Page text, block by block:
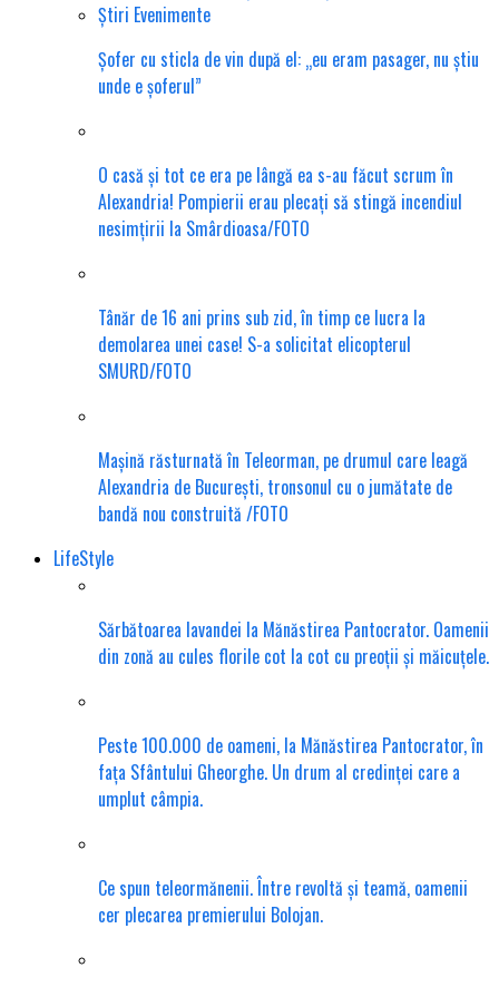
Șofer cu sticla de vin după el: „eu eram pasager, nu știu
unde e șoferul”
O casă și tot ce era pe lângă ea s-au făcut scrum în
Alexandria! Pompierii erau plecați să stingă incendiul
nesimțirii la Smârdioasa/FOTO
Tânăr de 16 ani prins sub zid, în timp ce lucra la
demolarea unei case! S-a solicitat elicopterul
SMURD/FOTO
Mașină răsturnată în Teleorman, pe drumul care leagă
Alexandria de București, tronsonul cu o jumătate de
bandă nou construită /FOTO
LifeStyle
Sărbătoarea lavandei la Mănăstirea Pantocrator. Oamenii
din zonă au cules florile cot la cot cu preoții și măicuțele.
Peste 100.000 de oameni, la Mănăstirea Pantocrator, în
fața Sfântului Gheorghe. Un drum al credinței care a
umplut câmpia.
Ce spun teleormănenii. Între revoltă și teamă, oamenii
cer plecarea premierului Bolojan.